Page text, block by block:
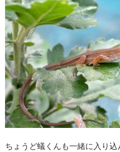
ちょうど蟻くんも一緒に入り